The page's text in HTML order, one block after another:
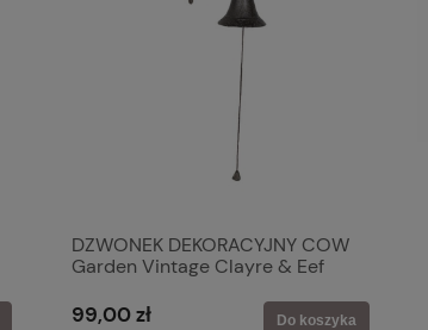
DZWONEK DEKORACYJNY COW
Garden Vintage Clayre & Eef
99,00 zł Do koszyka